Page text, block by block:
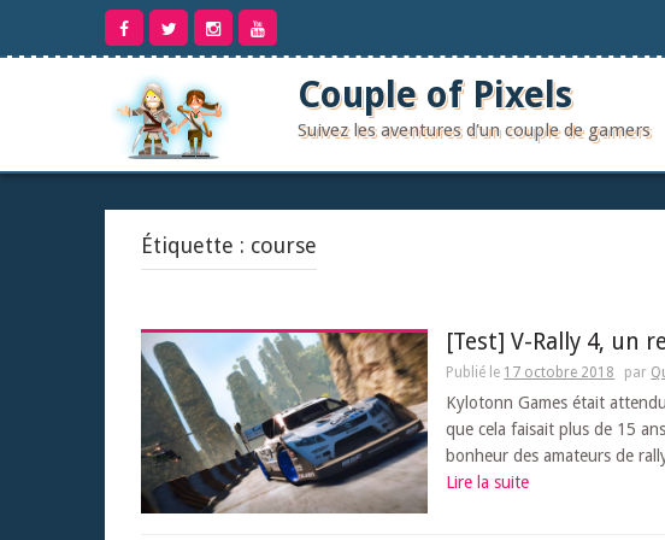
contenu
Couple of Pixels
Suivez les aventures d'un couple de gamers
Étiquette : course
[Test] V-Rally 4, un
Publié le 17 octobre 2018 par
Kylotonn Games était
que cela faisait plus de 15
bonheur des amateurs de
Lire la suite